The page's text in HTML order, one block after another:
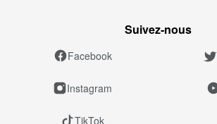
Suivez‑nous
Facebook
Instagram
TikTok